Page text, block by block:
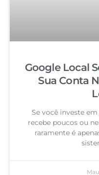
Google Local
Sua Conta
Se você investe
recebe poucos ou
raramente é